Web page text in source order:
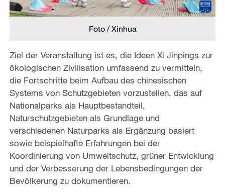
Foto / Xinhua
Ziel der Veranstaltung ist es, die Ideen Xi Jinpings zur
ökologischen Zivilisation umfassend zu vermitteln,
die Fortschritte beim Aufbau des chinesischen
Systems von Schutzgebieten vorzustellen, das auf
Nationalparks als Hauptbestandteil,
Naturschutzgebieten als Grundlage und
verschiedenen Naturparks als Ergänzung basiert
sowie beispielhafte Erfahrungen bei der
Koordinierung von Umweltschutz, grüner Entwicklung
und der Verbesserung der Lebensbedingungen der
Bevölkerung zu dokumentieren.